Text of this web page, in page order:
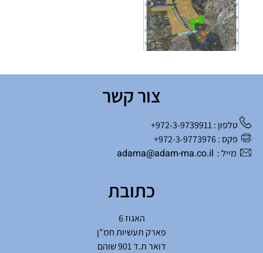
צור קשר
טלפון : 972-3-9739911+
פקס : 972-3-9773976+
מייל : adama@adam-ma.co.il
כתובת
האגוז 6
פארק תעשיות חמ"ן
דואר ת.ד 901 שוהם